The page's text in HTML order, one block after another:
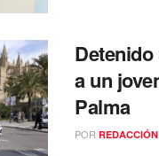
a un
Palma
POR REDACCIÓN